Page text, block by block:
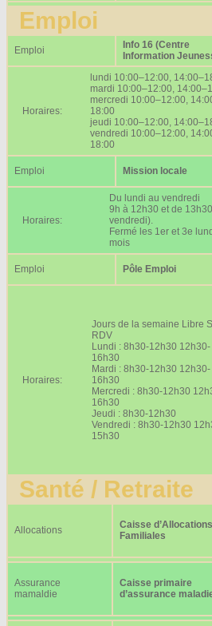
Emploi
Emploi
Info 16 (Centre
Information
Horaires:
lundi 10:00–12:00,
mardi 10:00–12:00,
mercredi 10:00–12:00,
18:00
jeudi 10:00–12:00,
vendredi 10:00–12:00,
18:00
Emploi Mission locale
Horaires:
Du lundi au vendredi
9h à 12h30 et de
vendredi).
Fermé les 1er et 3e
mois
Emploi Pôle Emploi
Horaires:
Jours de la semaine Libre
RDV
Lundi : 8h30-12h30 12h30-
16h30
Mardi : 8h30-12h30 12h30-
16h30
Mercredi : 8h30-12h30
16h30
Jeudi : 8h30-12h30
Vendredi : 8h30-12h30
15h30
Santé / Retraite
Allocations
Caisse d’Allocations
Familiales
Assurance
mamaldie
Caisse primaire
d’assurance